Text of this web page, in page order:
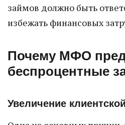
займов должно быть
избежать финансовых
Почему МФО
беспроцентные
Увеличение